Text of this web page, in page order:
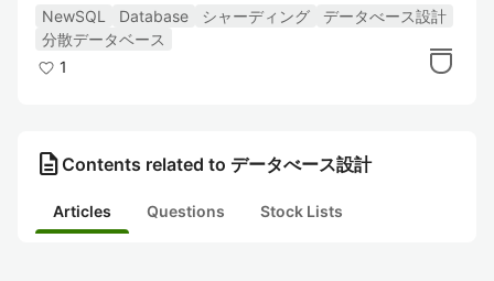
NewSQL Database シャーディング
データべース設計
分散データベース
1
description Contents related to データべース設計
Articles Questions Stock Lists